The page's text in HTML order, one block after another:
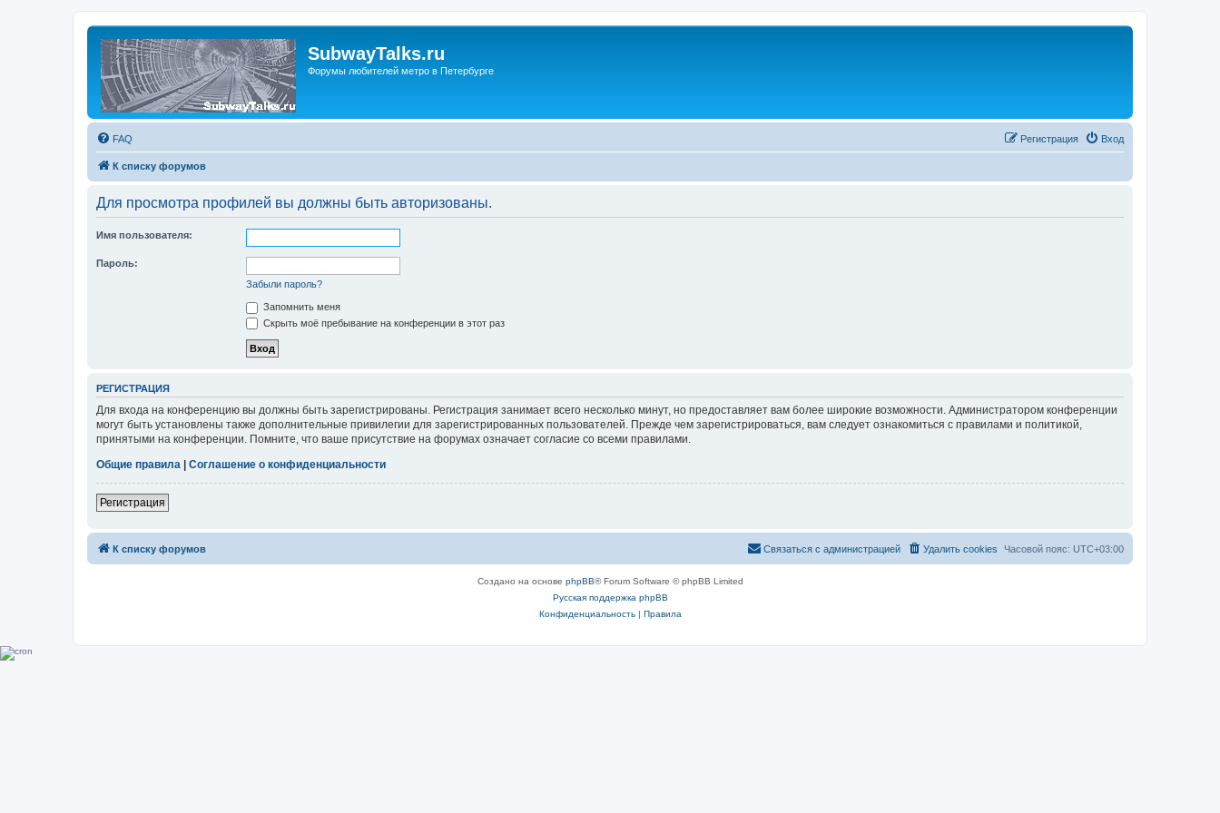
SubwayTalks.ru
Форумы любителей метро в Петербурге
FAQ Вход
Регистрация
К списку форумов
Для просмотра профилей вы должны быть авторизованы.
Имя пользователя:
Пароль:
Забыли пароль?
Запомнить меня
Скрыть моё пребывание на конференции в этот раз
РЕГИСТРАЦИЯ
Для входа на конференцию вы должны быть зарегистрированы. Регистрация занимает всего несколько минут, но предоставляет вам более широкие возможности. Администратором конференции
могут быть установлены также дополнительные привилегии для зарегистрированных пользователей. Прежде чем зарегистрироваться, вам следует ознакомиться с правилами и политикой,
принятыми на конференции. Помните, что ваше присутствие на форумах означает согласие со всеми правилами.
Общие правила | Соглашение о конфиденциальности
Регистрация
К списку форумов Часовой пояс: UTC+03:00
Удалить cookies
Связаться с администрацией
Создано на основе phpBB® Forum Software © phpBB Limited
Русская поддержка phpBB
Конфиденциальность| Правила